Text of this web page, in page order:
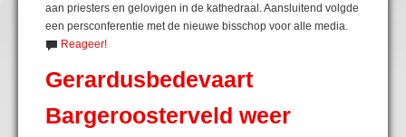
aan priesters en gelovigen in de kathedraal. Aansluitend volgde
een persconferentie met de nieuwe bisschop voor alle media.
Reageer!
Gerardusbedevaart
Bargeroosterveld weer